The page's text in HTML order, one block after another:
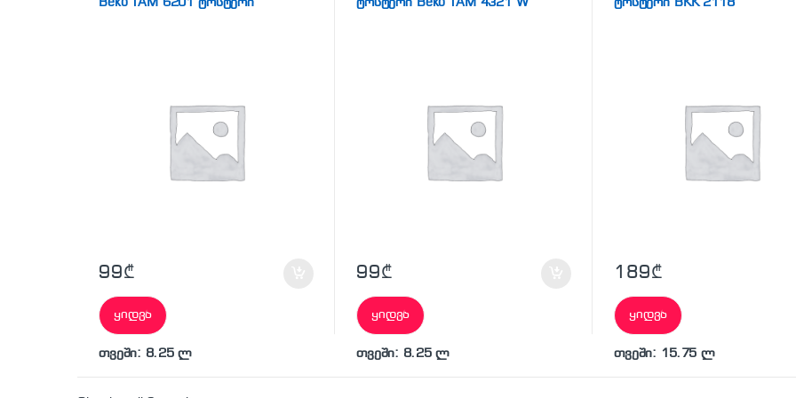
99₾
ყიდვა
თვეში: 8.25 ლ
99₾
ყიდვა
თვეში: 8.25 ლ
189₾
ყიდვა
თვეში: 15.75 ლ